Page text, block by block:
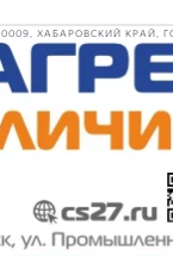
ХАБАРОВСКИЙ КРАЙ,